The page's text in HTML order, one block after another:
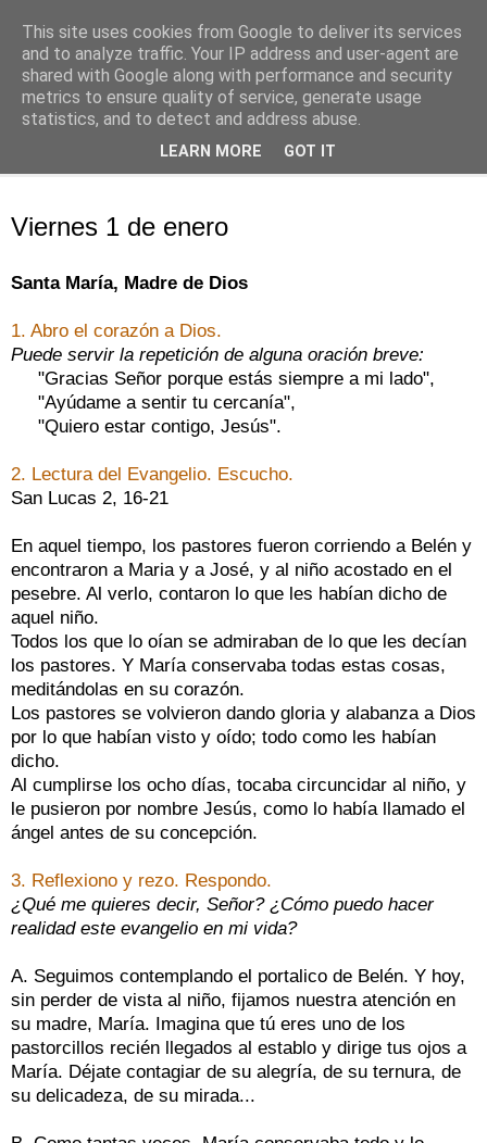
Oración personal
con el Evangelio de cada día
Viernes 1 de enero
Santa María, Madre de Dios
1. Abro el corazón a Dios.
Puede servir la repetición de alguna oración breve:
"Gracias Señor porque estás siempre a mi lado",
"Ayúdame a sentir tu cercanía",
"Quiero estar contigo, Jesús".
2. Lectura del Evangelio. Escucho.
San Lucas 2, 16‑21
En aquel tiempo, los pastores fueron corriendo a Belén y
encontraron a Maria y a José, y al niño acostado en el
pesebre. Al verlo, contaron lo que les habían dicho de
aquel niño.
Todos los que lo oían se admiraban de lo que les decían
los pastores. Y María conservaba todas estas cosas,
meditándolas en su corazón.
Los pastores se volvieron dando gloria y alabanza a Dios
por lo que habían visto y oído; todo como les habían
dicho.
Al cumplirse los ocho días, tocaba circuncidar al niño, y
le pusieron por nombre Jesús, como lo había llamado el
ángel antes de su concepción.
3. Reflexiono y rezo. Respondo.
¿Qué me quieres decir, Señor? ¿Cómo puedo hacer
realidad este evangelio en mi vida?
A. Seguimos contemplando el portalico de Belén. Y hoy,
sin perder de vista al niño, fijamos nuestra atención en
su madre, María. Imagina que tú eres uno de los
pastorcillos recién llegados al establo y dirige tus ojos a
María. Déjate contagiar de su alegría, de su ternura, de
su delicadeza, de su mirada...
This site uses cookies from Google to deliver its services
and to analyze traffic. Your IP address and user-agent are
shared with Google along with performance and security
metrics to ensure quality of service, generate usage
statistics, and to detect and address abuse.
LEARN MORE GOT IT